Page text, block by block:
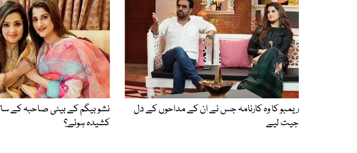
ریمبو کا وہ کارنامہ جس نے ان کے مداحوں کے دل
جیت لیے
نشو بیگم کے بیٹی صاحبہ کے
کشیدہ ہوئے؟